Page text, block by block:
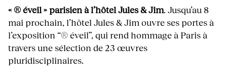
« ® éveil » parisien à l’hôtel Jules & Jim. Jusqu’au 8
mai prochain, l’hôtel Jules & Jim ouvre ses portes à
l’exposition “® éveil”, qui rend hommage à Paris à
travers une sélection de 23 œuvres
pluridisciplinaires.